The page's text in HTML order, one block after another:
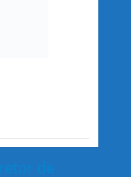
de